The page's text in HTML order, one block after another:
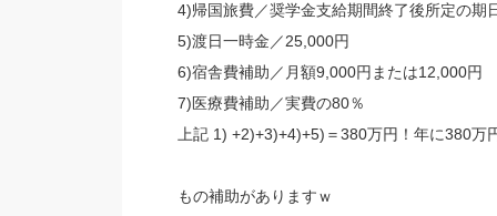
4)帰国旅費／奨学金支給期間終了後所定の
5)渡日一時金／25,000円
6)宿舎費補助／月額9,000円または12,000円
7)医療費補助／実費の80％
上記 1) +2)+3)+4)+5)＝380万円！年に380万円
もの補助がありますｗ